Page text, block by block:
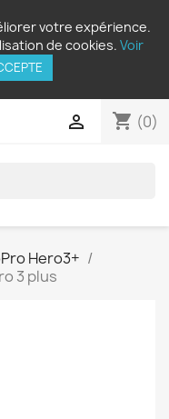
votre expérience.
de cookies. Voir
shopping_cart (0)

Hero3+
3 plus